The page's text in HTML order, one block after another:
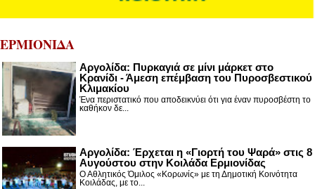
ΕΡΜΙΟΝΙΔΑ
Αργολίδα: Πυρκαγιά σε μίνι μάρκετ στο
Κρανίδι - Άμεση επέμβαση του Πυροσβεστικού
Κλιμακίου
Ένα περιστατικό που αποδεικνύει ότι για έναν πυροσβέστη το
καθήκον δε...
Αργολίδα: Έρχεται η «Γιορτή του Ψαρά» στις 8
Αυγούστου στην Κοιλάδα Ερμιονίδας
Ο Αθλητικός Όμιλος «Κορωνίς» με τη Δημοτική Κοινότητα
Κοιλάδας, με το...